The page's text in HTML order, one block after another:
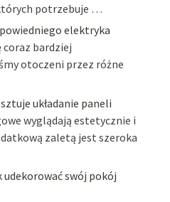
potrzebuje …
elektryka
coraz bardziej
otoczeni przez różne
układanie paneli
wyglądają estetycznie i
zaletą jest szeroka
udekorować swój pokój